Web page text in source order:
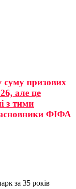
суму призових
але це
з тими
ФІФА
за 35 років